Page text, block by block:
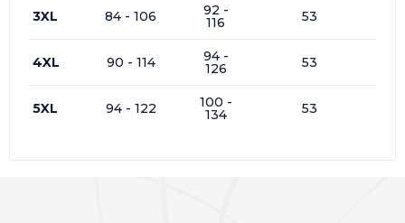
3XL 84 - 106 92 -
116 53
4XL 90 - 114 94 -
126 53
5XL 94 - 122 100 -
134 53